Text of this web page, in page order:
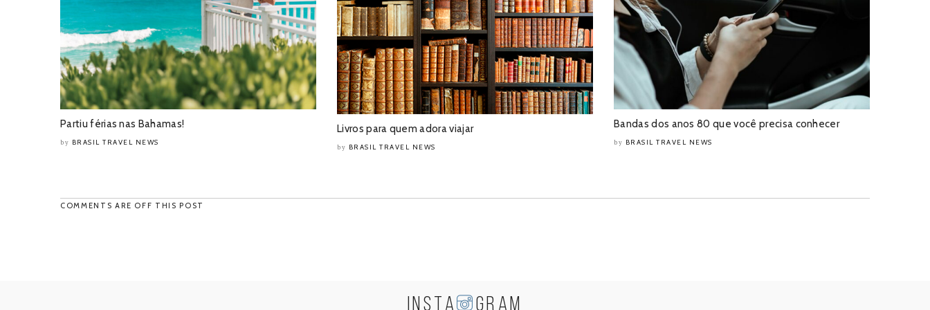
Partiu férias nas Bahamas!
by BRASIL TRAVEL NEWS
Livros para quem adora viajar
by BRASIL TRAVEL NEWS
Bandas dos anos 80 que você precisa conhecer
by BRASIL TRAVEL NEWS
COMMENTS ARE OFF THIS POST
INSTA GRAM